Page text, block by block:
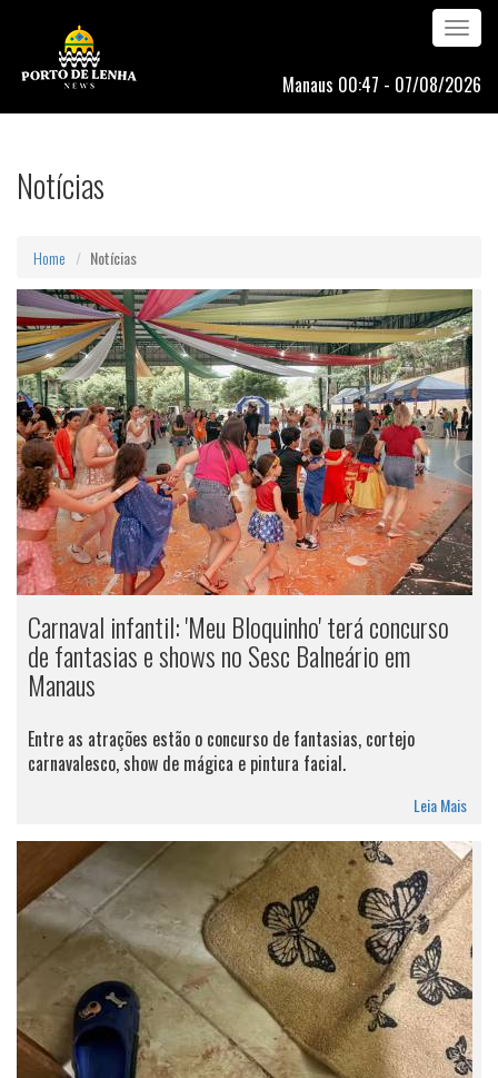
Toggle
navigation
Manaus 00:47 - 07/08/2026
Notícias
Home Notícias
Carnaval infantil: 'Meu Bloquinho' terá concurso
de fantasias e shows no Sesc Balneário em
Manaus
Entre as atrações estão o concurso de fantasias, cortejo
carnavalesco, show de mágica e pintura facial.
Leia Mais